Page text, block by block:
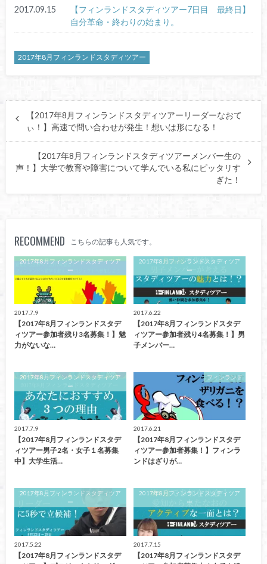
2017.09.15
【フィンランドスタディツアー7日目 最終日】
自分革命・終わりの始まり。
2017年8月フィンランドスタディツアー
【2017年8月フィンランドスタディツアーリーダーなおて
ぃ！】高速で問い合わせが発生！想いは形になる！
【2017年8月フィンランドスタディツアーメンバー生の
声！】大学で教育や障害について学んでいる私にピッタリす
ぎた！
RECOMMEND こちらの記事も人気です。
2017年8月フィンランドスタディツア
ー
2017.7.9
【2017年8月フィンランドスタデ
ィツアー参加者残り3名募集！】魅
力がないな…
2017年8月フィンランドスタディツア
ー
2017.6.22
【2017年8月フィンランドスタデ
ィツアー参加者残り4名募集！】男
子メンバー…
2017年8月フィンランドスタディツア
ー
2017.7.9
【2017年8月フィンランドスタデ
ィツアー男子2名・女子１名募集
中】大学生活…
フィンランド
2017.6.21
【2017年8月フィンランドスタデ
ィツアー参加者募集！】フィンラ
ンドはざりが…
2017年8月フィンランドスタディツア
ー
2017.5.22
【2017年8月フィンランドスタデ
2017年8月フィンランドスタディツア
ー
2017.7.15
【2017年8月フィンランドスタデ